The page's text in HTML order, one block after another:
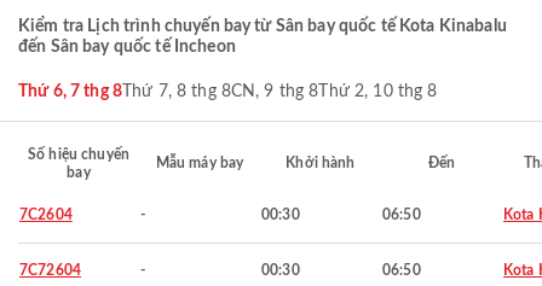
Kiểm tra Lịch trình chuyến bay từ Sân bay quốc tế Kota Kinabalu
đến Sân bay quốc tế Incheon
Thứ 6, 7 thg 8Thứ 7, 8 thg 8CN, 9 thg 8 Thứ 2, 10 thg 8
Số hiệu chuyến
bay
Mẫu máy bay Khởi hành Đến
7C2604 - 00:30 06:50 Kota
7C72604 - 00:30 06:50 Kota